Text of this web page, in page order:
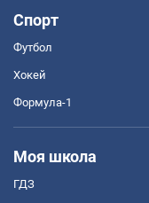
Спорт
Футбол
Хокей
Формула-1
Моя школа
ГДЗ